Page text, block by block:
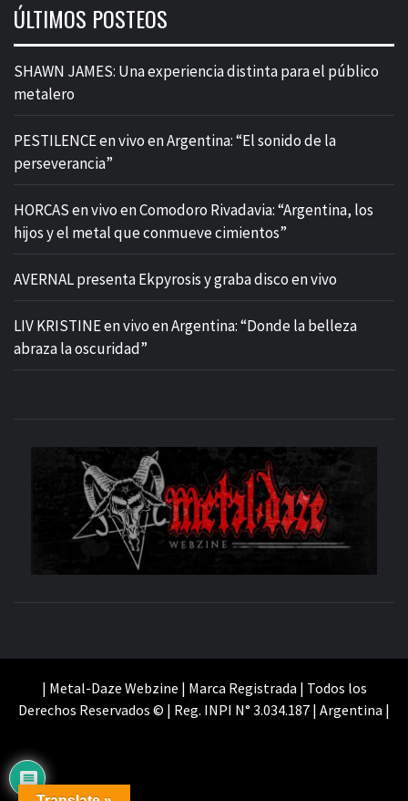
ÚLTIMOS POSTEOS
SHAWN JAMES: Una experiencia distinta para el público
metalero
PESTILENCE en vivo en Argentina: “El sonido de la
perseverancia”
HORCAS en vivo en Comodoro Rivadavia: “Argentina, los
hijos y el metal que conmueve cimientos”
AVERNAL presenta Ekpyrosis y graba disco en vivo
LIV KRISTINE en vivo en Argentina: “Donde la belleza
abraza la oscuridad”
| Metal-Daze Webzine | Marca Registrada | Todos los
Derechos Reservados © | Reg. INPI N° 3.034.187 | Argentina |